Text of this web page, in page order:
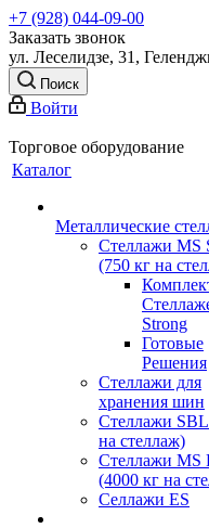
+7 (928) 044-09-00
Заказать звонок
ул. Леселидзе, 31,
Поиск
Войти
Торговое оборудование
Каталог
Металлические
Стеллажи MS
(750 кг на
Strong
Готовые
Решения
Стеллажи для
хранения шин
Стеллажи
на стеллаж)
Стеллажи MS
(4000 кг на
Селлажи ES